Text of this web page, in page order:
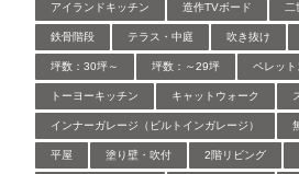
アイランドキッチン 造作TVボード 二
鉄骨階段 テラス・中庭 吹き抜け
坪数：30坪～ 坪数：～29坪 ペレッ
トーヨーキッチン キャットウォーク
インナーガレージ（ビルトインガレージ）
平屋 塗り壁・吹付 2階リビング